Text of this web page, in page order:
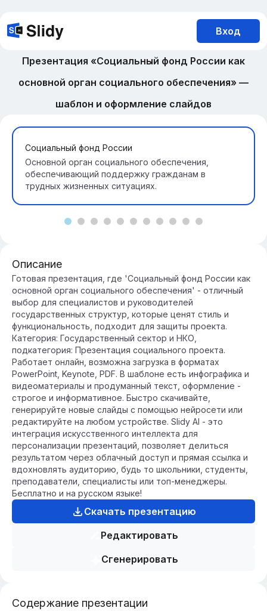
Вход
Презентация «Социальный фонд России как
основной орган социального обеспечения» —
шаблон и оформление слайдов
Социальный фонд России
Основной орган социального обеспечения,
обеспечивающий поддержку гражданам в
трудных жизненных ситуациях.
Описание
Готовая презентация, где 'Социальный фонд России как
основной орган социального обеспечения' - отличный
выбор для специалистов и руководителей
государственных структур, которые ценят стиль и
функциональность, подходит для защиты проекта.
Категория: Государственный сектор и НКО,
подкатегория: Презентация социального проекта.
Работает онлайн, возможна загрузка в форматах
PowerPoint, Keynote, PDF. В шаблоне есть инфографика и
видеоматериалы и продуманный текст, оформление -
строгое и информативное. Быстро скачивайте,
генерируйте новые слайды с помощью нейросети или
редактируйте на любом устройстве. Slidy AI - это
интеграция искусственного интеллекта для
персонализации презентаций, позволяет делиться
результатом через облачный доступ и прямая ссылка и
вдохновлять аудиторию, будь то школьники, студенты,
преподаватели, специалисты или топ-менеджеры.
Бесплатно и на русском языке!
Скачать презентацию
Редактировать
Сгенерировать
Содержание презентации